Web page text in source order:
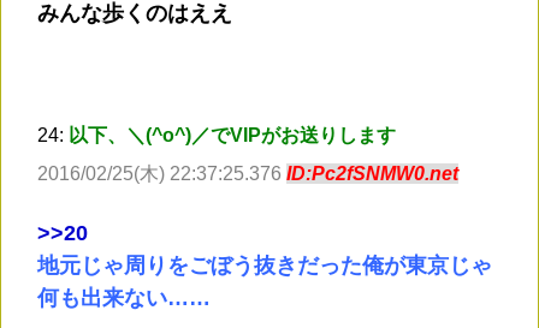
みんな歩くのはええ
24: 以下、＼(^o^)／でVIPがお送りします
2016/02/25(木) 22:37:25.376 ID:Pc2fSNMW0.net
>>20
地元じゃ周りをごぼう抜きだった俺が東京じゃ
何も出来ない……